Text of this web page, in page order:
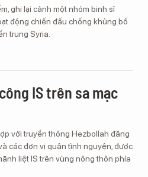
ghi lại cảnh một nhóm binh sĩ
động chiến đấu chống khủng bố
trung Syria.
IS trên sa mạc
với truyền thông Hezbollah đăng
các đơn vị quân tình nguyện, được
liệt IS trên vùng nông thôn phía